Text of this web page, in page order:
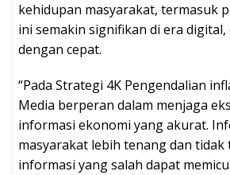
kehidupan masyarakat, termasuk
ini semakin signifikan di era
dengan cepat.
“Pada Strategi 4K Pengendalian
Media berperan dalam menjaga
informasi ekonomi yang akurat.
masyarakat lebih tenang dan
informasi yang salah dapat